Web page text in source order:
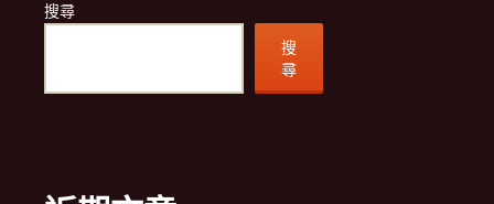
搜尋
搜
尋